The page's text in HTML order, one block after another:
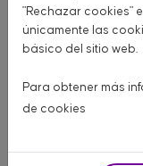
"Rechazar cookies"
únicamente las
básico del sitio web.
Para obtener más
de cookies